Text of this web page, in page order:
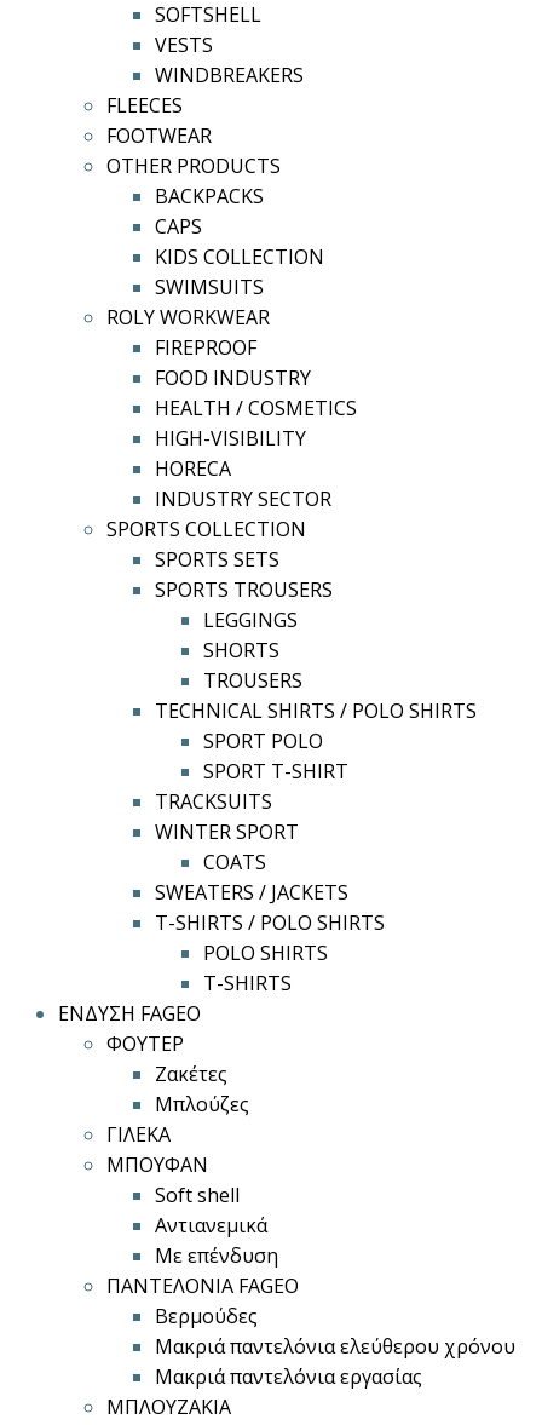
SOFTSHELL
VESTS
WINDBREAKERS
FLEECES
FOOTWEAR
OTHER PRODUCTS
BACKPACKS
CAPS
KIDS COLLECTION
SWIMSUITS
ROLY WORKWEAR
FIREPROOF
FOOD INDUSTRY
HEALTH / COSMETICS
HIGH-VISIBILITY
HORECA
INDUSTRY SECTOR
SPORTS COLLECTION
SPORTS SETS
SPORTS TROUSERS
LEGGINGS
SHORTS
TROUSERS
TECHNICAL SHIRTS / POLO SHIRTS
SPORT POLO
SPORT T-SHIRT
TRACKSUITS
WINTER SPORT
COATS
SWEATERS / JACKETS
T-SHIRTS / POLO SHIRTS
POLO SHIRTS
T-SHIRTS
ΕΝΔΥΣΗ FAGEO
ΦΟΥΤΕΡ
Ζακέτες
Μπλούζες
ΓΙΛΕΚΑ
ΜΠΟΥΦΑΝ
Soft shell
Αντιανεμικά
Με επένδυση
ΠΑΝΤΕΛΟΝΙΑ FAGEO
Βερμούδες
Μακριά παντελόνια ελεύθερου χρόνου
Μακριά παντελόνια εργασίας
ΜΠΛΟΥΖΑΚΙΑ